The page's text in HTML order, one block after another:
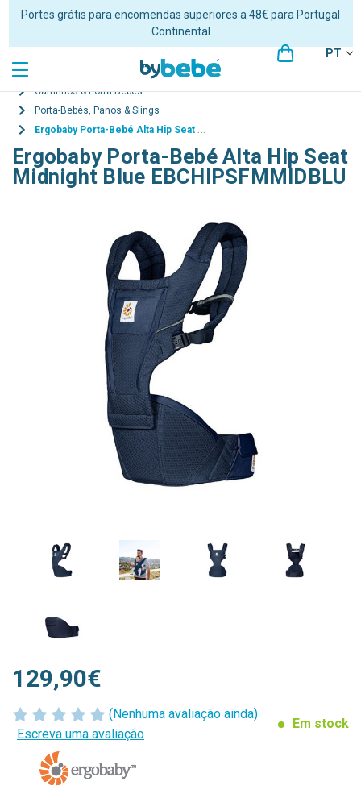
Portes grátis para encomendas superiores a 48€ para Portugal
Continental
PT
Carrinhos & Porta-Bebés
Porta-Bebés, Panos & Slings
Ergobaby Porta-Bebé Alta Hip Seat Midnight Blue EBCHIPSFMMIDBLU
Ergobaby Porta-Bebé Alta Hip Seat
Midnight Blue EBCHIPSFMMIDBLU
(Nenhuma avaliação ainda)
Escreva uma avaliação
Em stock
129,90€